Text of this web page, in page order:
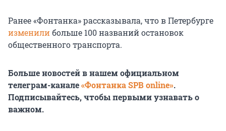
Ранее «Фонтанка» рассказывала, что в Петербурге
изменилибольше 100 названий остановок
общественного транспорта.
Больше новостей в нашем официальном
телеграм-канале«Фонтанка SPB online».
Подписывайтесь, чтобы первыми узнавать о
важном.